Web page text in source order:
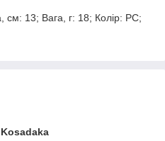
13; Вага, г: 18; Колір: PC;
Kosadaka